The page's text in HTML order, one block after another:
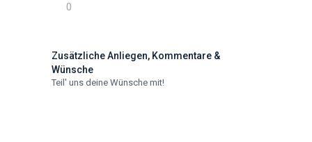
Zusätzliche Anliegen, Kommentare &
Wünsche
Teil' uns deine Wünsche mit!